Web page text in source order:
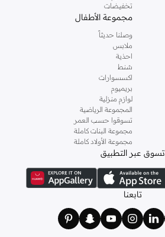
تخفيضات
مجموعة الأطفال
وصلنا حديثاً
ملابس
احذية
شنط
اكسسوارات
بريميوم
لوازم منزلية
المجموعة الرياضية
تسوقوا حسب العمر
مجموعة البنات كاملة
مجموعة الأولاد كاملة
تسوق عبر التطبيق
تابعنا